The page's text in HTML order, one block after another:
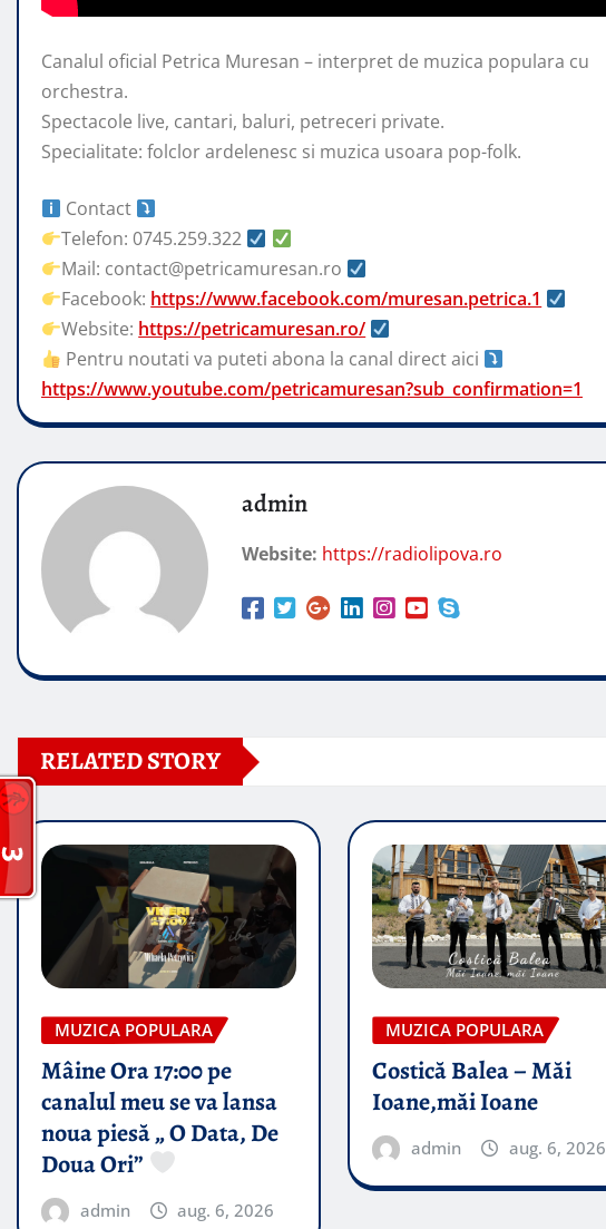
Canalul oficial Petrica Muresan – interpret de muzica populara cu
orchestra.
Spectacole live, cantari, baluri, petreceri private.
Specialitate: folclor ardelenesc si muzica usoara pop-folk.
Contact
Telefon: 0745.259.322
Mail: contact@petricamuresan.ro
Facebook: https://www.facebook.com/muresan.petrica.1
Website: https://petricamuresan.ro/
Pentru noutati va puteti abona la canal direct aici
https://www.youtube.com/petricamuresan?sub_confirmation=1
admin
Website: https://radiolipova.ro
RELATED STORY
MUZICA POPULARA
Mâine Ora 17:00 pe
canalul meu se va lansa
noua piesă „ O Data, De
Doua Ori”
admin aug. 6, 2026
MUZICA POPULARA
Costică Balea – Măi
Ioane,măi Ioane
admin aug. 6, 2026